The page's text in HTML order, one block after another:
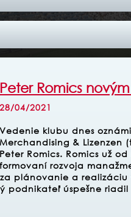
Peter Romics
28/04/2021
Vedenie klubu dnes
Merchandising & Lizenzen
Peter Romics. Romics už
formovaní rozvoja
plánovanie a realizáciu
podnikateľ úspešne